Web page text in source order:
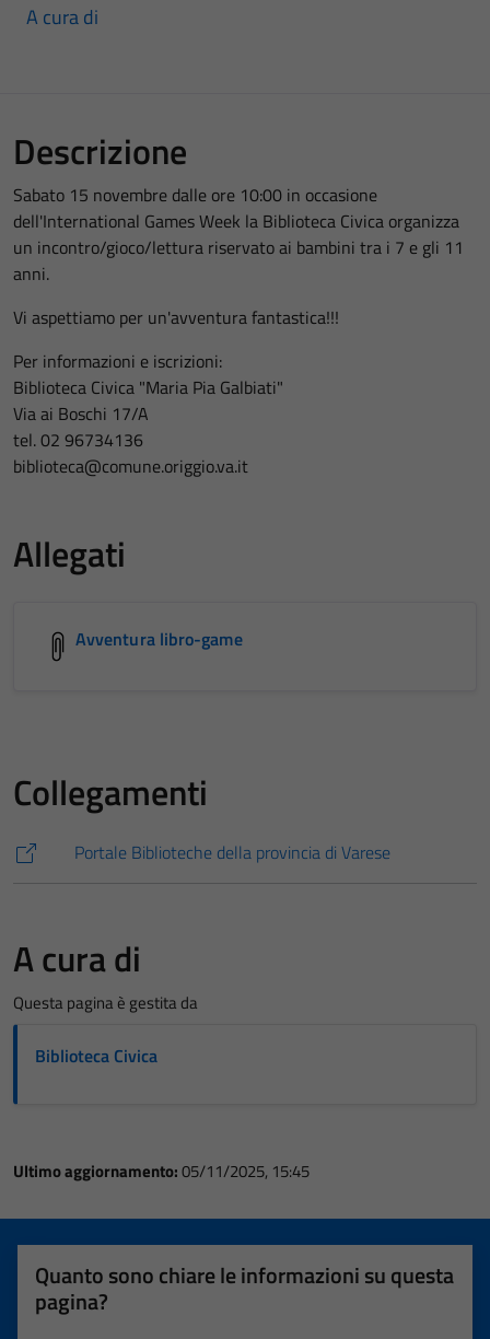
A cura di
Descrizione
Sabato 15 novembre dalle ore 10:00 in occasione
dell'International Games Week la Biblioteca Civica organizza
un incontro/gioco/lettura riservato ai bambini tra i 7 e gli 11
anni.
Vi aspettiamo per un'avventura fantastica!!!
Per informazioni e iscrizioni:
Biblioteca Civica "Maria Pia Galbiati"
Via ai Boschi 17/A
tel. 02 96734136
biblioteca@comune.origgio.va.it
Allegati
Avventura libro-game
Collegamenti
Portale Biblioteche della provincia di Varese
A cura di
Questa pagina è gestita da
Biblioteca Civica
Ultimo aggiornamento:05/11/2025, 15:45
Quanto sono chiare le informazioni su questa
pagina?